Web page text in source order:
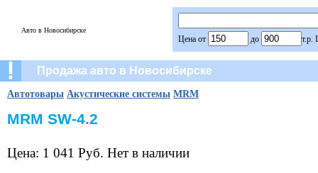
Авто в Новосибирске
Цена от до т.р.
Продажа авто в Новосибирске
Автотовары Акустические системы MRM
MRM SW-4.2
Цена: 1 041 Руб. Нет в наличии